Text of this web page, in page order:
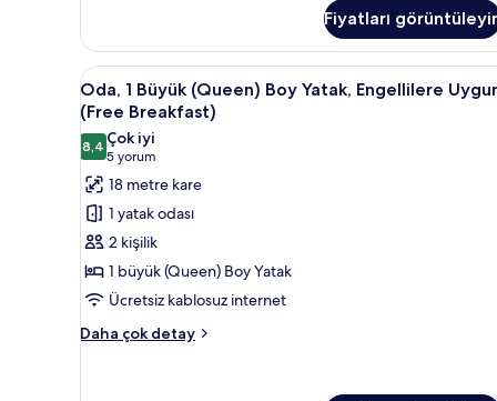
(Queen)
Boy
Yatak
(Free
Breakfast)
hakkında
daha
fazla
detay
Fiyatları
Oda,
1
Büyük
(Queen)
Boy
Yatak,
Engellilere
Uygun
(Free
Breakfast)
için
Kaliteli yatak takımı, yastık
4
Oda, 1 Büyük (Queen) Boy Yatak, Engellilere
(Free Breakfast)
8,48,4 / 10
Çok iyi
5 yorum
(5
yorum)
18 metre kare
1 yatak odası
2 kişilik
1 büyük (Queen) Boy Yatak
Ücretsiz kablosuz internet
Daha çok detay
Oda,